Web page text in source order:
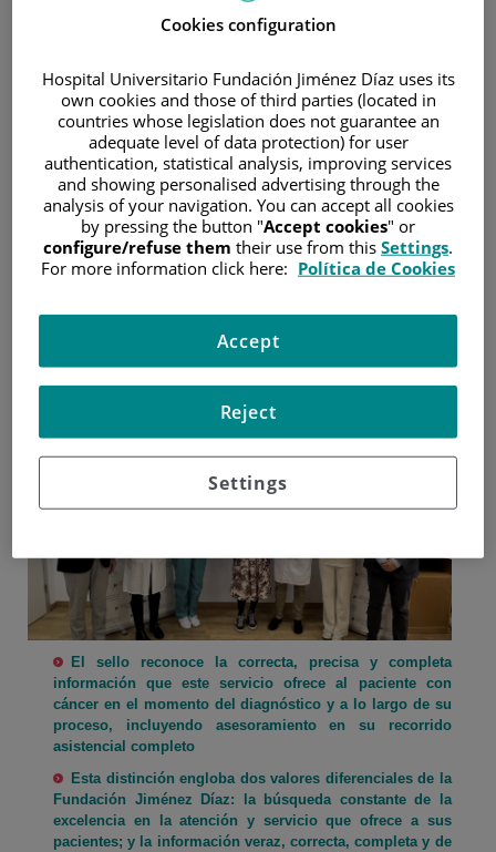
Paciente Oncológico
La distinción acredita el cumplimiento de los estándares
de calidad con relación a la información que recibe el
paciente en este servicio del hospital madrileño
28 de noviembre de 2023
/Hospital Universitario Fundación Jiménez Díaz
El sello reconoce la correcta, precisa y completa
información que este servicio ofrece al paciente con
cáncer en el momento del diagnóstico y a lo largo de su
proceso, incluyendo asesoramiento en su recorrido
asistencial completo
Esta distinción engloba dos valores diferenciales de la
Fundación Jiménez Díaz: la búsqueda constante de la
excelencia en la atención y servicio que ofrece a sus
pacientes; y la información veraz, correcta, completa y de
Cookies configuration
Hospital Universitario Fundación Jiménez Díaz uses its
own cookies and those of third parties (located in
countries whose legislation does not guarantee an
adequate level of data protection) for user
authentication, statistical analysis, improving services
and showing personalised advertising through the
analysis of your navigation. You can accept all cookies
by pressing the button "Accept cookies" or
configure/refuse them their use from this Settings.
For more information click here: Política de Cookies
Settings
Reject
Accept